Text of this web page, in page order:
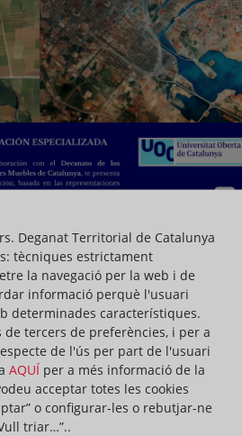
Deganat Territorial de Catalunya
tècniques estrictament
la navegació per la web i de
informació perquè l'usuari
determinades característiques.
de tercers de preferències, i per a
de l'ús per part de l'usuari
AQUÍ per a més informació de la
acceptar totes les cookies
o configurar-les o rebutjar-ne
triar…”..